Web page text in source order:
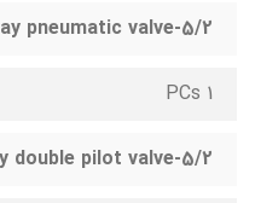
5/2-way pneumatic valve
1 PCs
5/2-way double pilot valve